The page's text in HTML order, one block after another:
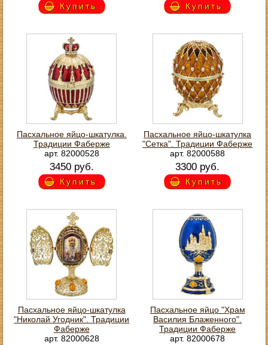
Купить Купить
Пасхальное яйцо-шкатулка.
Традиции Фаберже
арт. 82000528
3450 руб.
Купить
Пасхальное яйцо-шкатулка
"Сетка". Традиции Фаберже
арт. 82000588
3300 руб.
Купить
Пасхальное яйцо-шкатулка
"Николай Угодник". Традиции
Фаберже
арт. 82000628
Пасхальное яйцо "Храм
Василия Блаженного".
Традиции Фаберже
арт. 82000678